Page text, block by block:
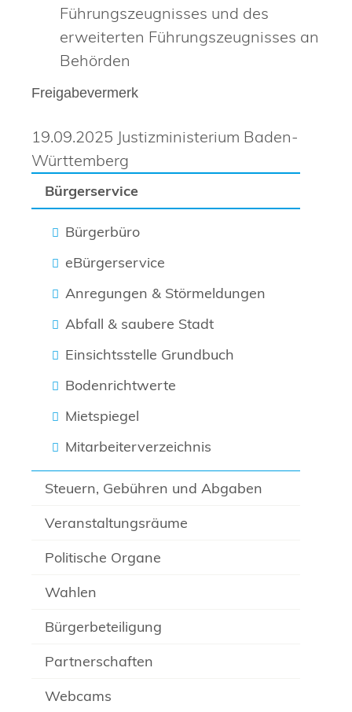
Bürgerservice
Bürgerbüro
eBürgerservice
Anregungen & Störmeldungen
Abfall & saubere Stadt
Einsichtsstelle Grundbuch
Bodenrichtwerte
Mietspiegel
Mitarbeiterverzeichnis
Steuern, Gebühren und Abgaben
Veranstaltungsräume
Politische Organe
Wahlen
Bürgerbeteiligung
Partnerschaften
Webcams
Führungszeugnisses und des
erweiterten Führungszeugnisses an
Behörden
Freigabevermerk
19.09.2025 Justizministerium Baden-
Württemberg